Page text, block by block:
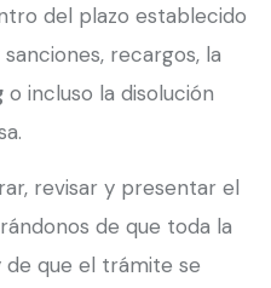
del plazo establecido
recargos, la
o incluso la disolución
revisar y presentar el
de que toda la
que el trámite se